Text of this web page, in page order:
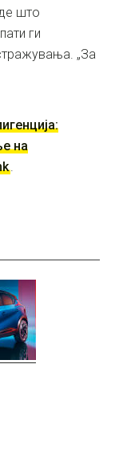
што
ги
„За
на
.